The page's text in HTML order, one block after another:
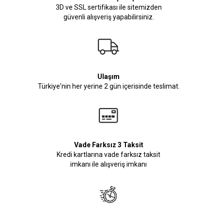
3D ve SSL sertifikası ile sitemizden
güvenli alışveriş yapabilirsiniz.
Ulaşım
Türkiye'nin her yerine 2 gün içerisinde teslimat.
Vade Farksız 3 Taksit
Kredi kartlarına vade farksız taksit
imkanı ile alışveriş imkanı